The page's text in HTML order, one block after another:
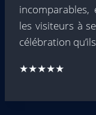
les visiteurs à
célébration
★★★★★